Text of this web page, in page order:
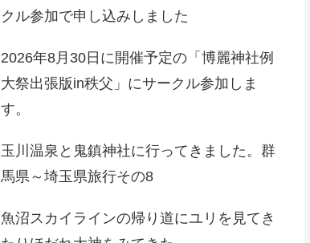
クル参加で申し込みしました
2026年8月30日に開催予定の「博麗神社例
大祭出張版in秩父」にサークル参加しま
す。
玉川温泉と鬼鎮神社に行ってきました。群
馬県～埼玉県旅行その8
魚沼スカイラインの帰り道にユリを見てき